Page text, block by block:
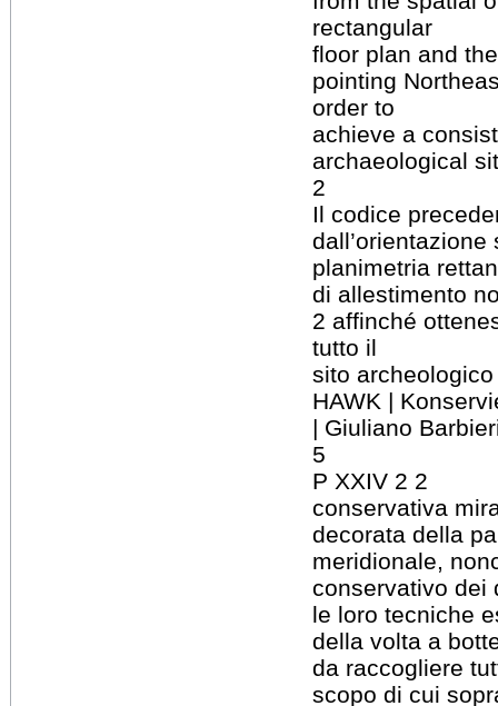
rectangular
floor plan and
pointing
order to
achieve a
archaeological
2
Il codice
planimetria
di allestimento
2 affinché
tutto il
sito
HAWK |
| Giuliano
5
P XXIV 2 2
conservativa
decorata della
meridionale,
conservativo dei
le loro tecniche
della volta a
da raccogliere
scopo di cui